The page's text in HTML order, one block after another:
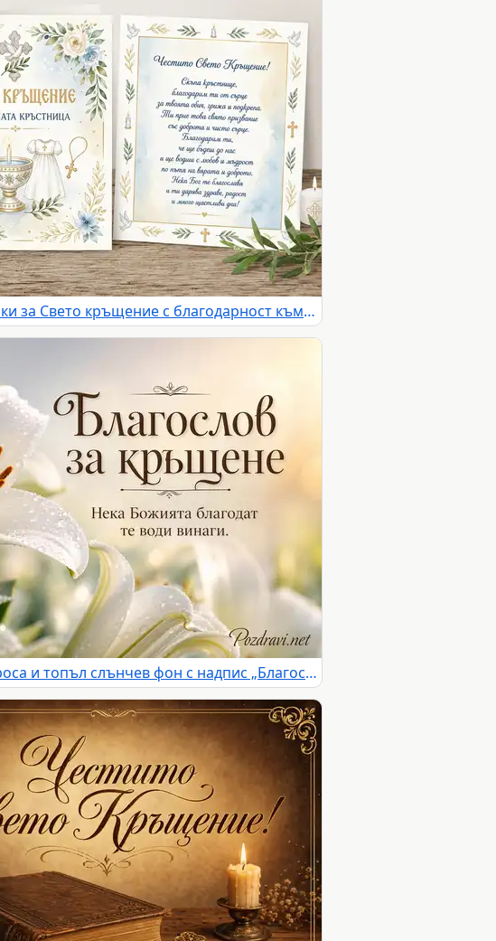
Нежни картички за Свето кръщение с благодарност към кръстницата
Бяла лилия с роса и топъл слънчев фон с надпис „Благослов за кръщене“